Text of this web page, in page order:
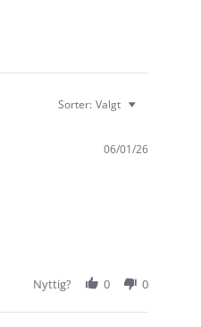
Sorter: Valgt
06/01/26
Nyttig? 0 0